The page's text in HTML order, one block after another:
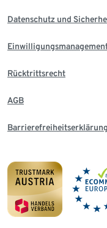
Datenschutz und
Rücktrittsrecht
AGB
Barrierefreiheitserklärung